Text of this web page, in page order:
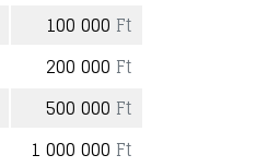
100 000 Ft
200 000 Ft
500 000 Ft
1 000 000 Ft